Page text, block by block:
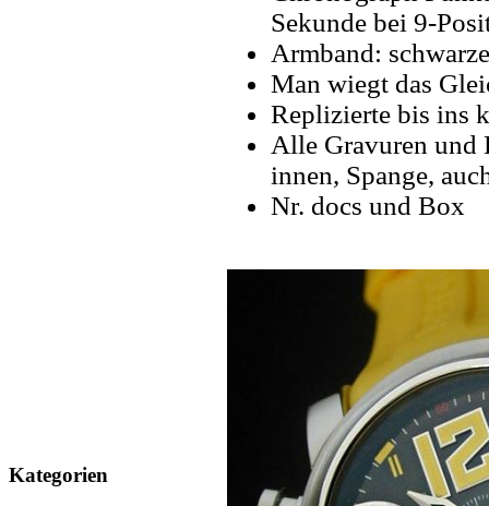
Kategorien
Sekunde bei 9-
Armband:
Man wiegt das
Replizierte bis ins
Alle Gravuren und
innen, Spange,
Nr. docs und Box